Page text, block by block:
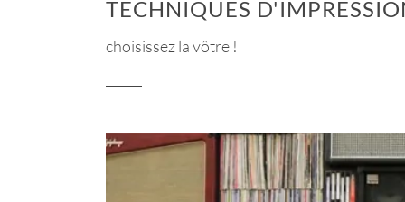
TECHNIQUES
choisissez la vôtre !